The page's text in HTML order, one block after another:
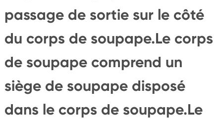
passage de sortie sur le côté
du corps de soupape.Le corps
de soupape comprend un
siège de soupape disposé
dans le corps de soupape.Le